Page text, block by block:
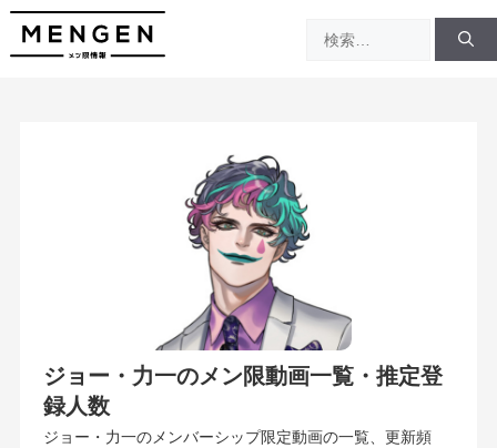
コ
索:
ジョー・力一のメン限動画一覧・推定登
録人数
ジョー・力一のメンバーシップ限定動画の一覧、更新頻